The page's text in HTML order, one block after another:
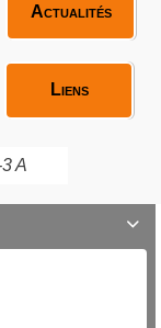
Actualités
Liens
A
